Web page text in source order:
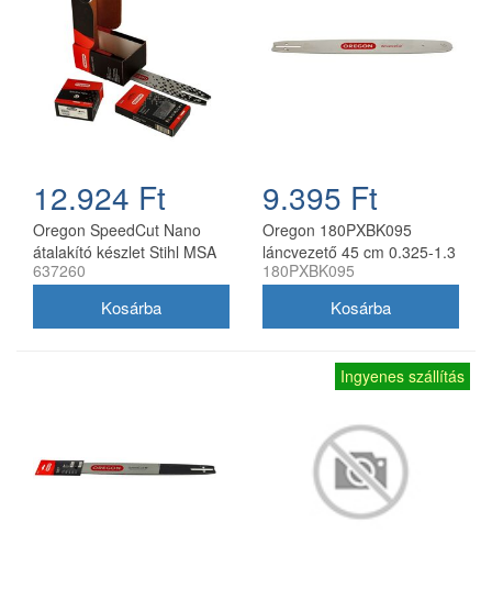
12.924 Ft
Oregon SpeedCut Nano
átalakító készlet Stihl MSA
161T 10" 325 1,1 mm
637260
9.395 Ft
Oregon 180PXBK095
láncvezető 45 cm 0.325-1.3
mm 72 szemes Husqvarna
180PXBK095
Ingyenes szállítás